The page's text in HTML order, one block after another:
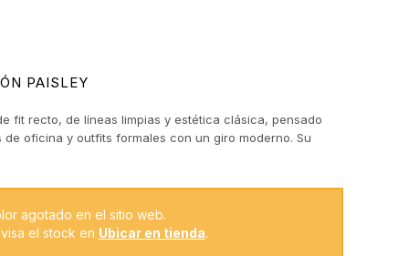
PAISLEY
fit recto, de líneas limpias y estética clásica, pensado
de oficina y outfits formales con un giro moderno. Su
acompaña la pierna sin ajustar, logrando una caída
y terminaciones cuidadas que refuerzan su impronta
ideal para combinar con camisas, sweaters o blazers.
versátil que funciona como fondo de placard y se
agotado en el sitio web.
el stock en Ubicar en tienda.